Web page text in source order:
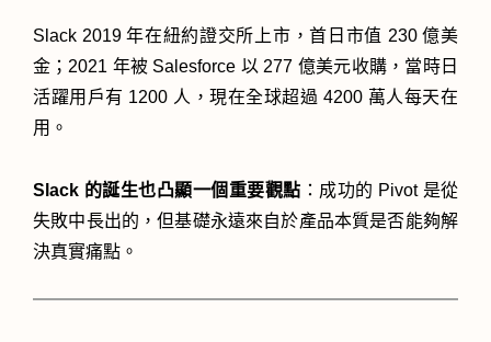
Slack 2019 年在紐約證交所上市，首日市值 230 億美
金；2021 年被 Salesforce 以 277 億美元收購，當時日
活躍用戶有 1200 人，現在全球超過 4200 萬人每天在
用。
Slack 的誕生也凸顯一個重要觀點 ：成功的 Pivot 是從
失敗中長出的，但基礎永遠來自於產品本質是否能夠解
決真實痛點。